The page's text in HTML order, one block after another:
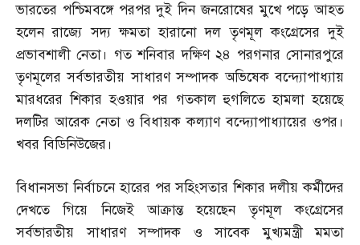
ভারতের পশ্চিমবঙ্গে পরপর দুই দিন জনরোষের মুখে পড়ে আহত
হলেন রাজ্যে সদ্য ক্ষমতা হারানো দল তৃণমূল কংগ্রেসের দুই
প্রভাবশালী নেতা। গত শনিবার দক্ষিণ ২৪ পরগনার সোনারপুরে
তৃণমূলের সর্বভারতীয় সাধারণ সম্পাদক অভিষেক বন্দ্যোপাধ্যায়
মারধরের শিকার হওয়ার পর গতকাল হুগলিতে হামলা হয়েছে
দলটির আরেক নেতা ও বিধায়ক কল্যাণ বন্দ্যোপাধ্যায়ের ওপর।
খবর বিডিনিউজের।
বিধানসভা নির্বাচনে হারের পর সহিংসতার শিকার দলীয় কর্মীদের
দেখতে গিয়ে নিজেই আক্রান্ত হয়েছেন তৃণমূল কংগ্রেসের
সর্বভারতীয় সাধারণ সম্পাদক ও সাবেক মুখ্যমন্ত্রী মমতা